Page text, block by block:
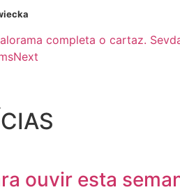
completa o cartaz.
Next
ouvir esta